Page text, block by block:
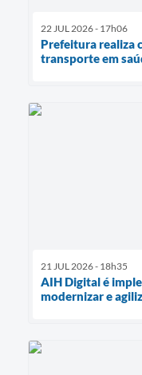
22 JUL 2026 - 17h06
Prefeitura realiza
transporte em
21 JUL 2026 - 18h35
AIH Digital é
modernizar e